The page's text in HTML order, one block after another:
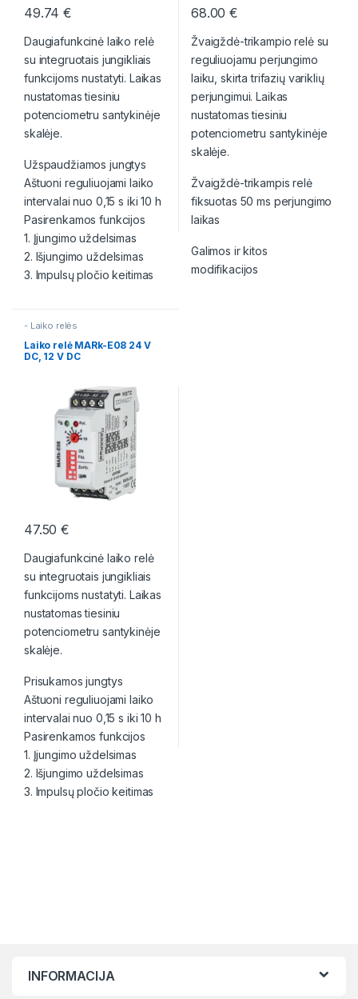
49.74€
Daugiafunkcinė laiko relė
su integruotais jungikliais
funkcijoms nustatyti. Laikas
nustatomas tiesiniu
potenciometru santykinėje
skalėje.
Užspaudžiamos jungtys
Aštuoni reguliuojami laiko
intervalai nuo 0,15 s iki 10 h
Pasirenkamos funkcijos
1. Įjungimo uždelsimas
2. Išjungimo uždelsimas
3. Impulsų pločio keitimas
68.00€
Žvaigždė-trikampio relė su
reguliuojamu perjungimo
laiku, skirta trifazių variklių
perjungimui. Laikas
nustatomas tiesiniu
potenciometru santykinėje
skalėje.
Žvaigždė-trikampis relė
fiksuotas 50 ms perjungimo
laikas
Galimos ir kitos
modifikacijos
- Laiko relės
Laiko relė MARk-E08 24 V
DC, 12 V DC
47.50€
Daugiafunkcinė laiko relė
su integruotais jungikliais
funkcijoms nustatyti. Laikas
nustatomas tiesiniu
potenciometru santykinėje
skalėje.
Prisukamos jungtys
Aštuoni reguliuojami laiko
intervalai nuo 0,15 s iki 10 h
Pasirenkamos funkcijos
1. Įjungimo uždelsimas
2. Išjungimo uždelsimas
3. Impulsų pločio keitimas
INFORMACIJA